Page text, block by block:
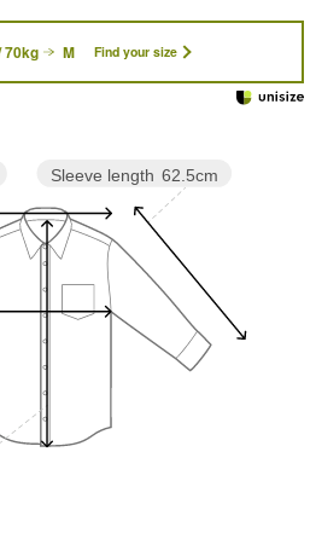
70kg M Find your size
Sleeve length 62.5cm